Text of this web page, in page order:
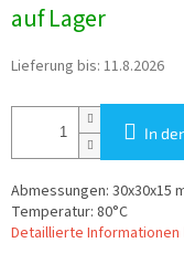
auf Lager
Lieferung bis: 11.8.2026
In
Abmessungen: 30x30x15
Temperatur: 80°C
Detaillierte Informationen